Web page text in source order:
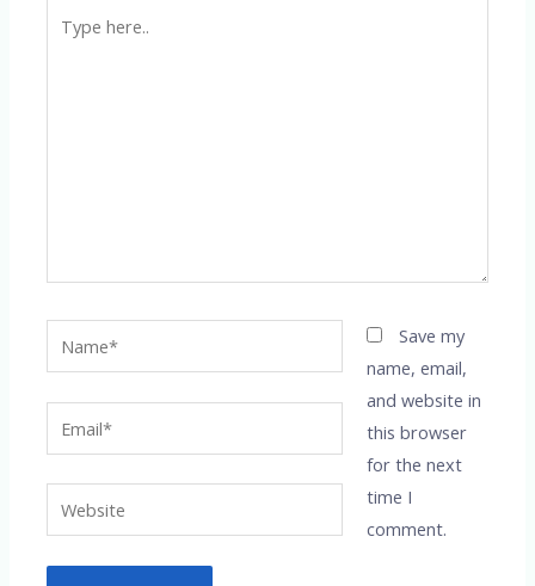
here..
Website
Save my
name, email,
and website in
this browser
for the next
time I
comment.